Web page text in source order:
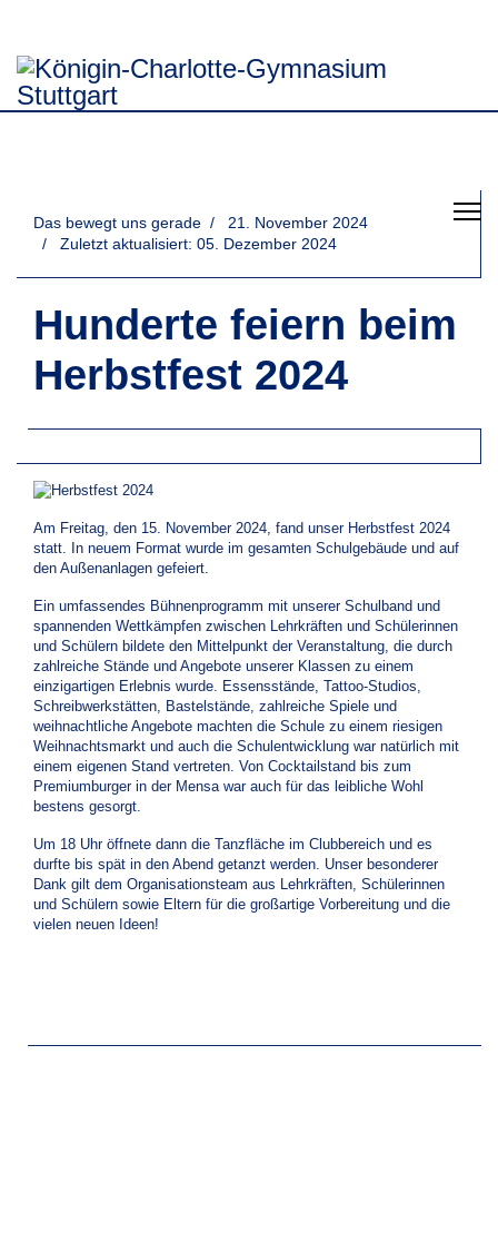
Das bewegt uns gerade
21. November 2024
Zuletzt aktualisiert: 05. Dezember 2024
Hunderte feiern beim
Herbstfest 2024
Am Freitag, den 15. November 2024, fand unser Herbstfest 2024
statt. In neuem Format wurde im gesamten Schulgebäude und auf
den Außenanlagen gefeiert.
Ein umfassendes Bühnenprogramm mit unserer Schulband und
spannenden Wettkämpfen zwischen Lehrkräften und Schülerinnen
und Schülern bildete den Mittelpunkt der Veranstaltung, die durch
zahlreiche Stände und Angebote unserer Klassen zu einem
einzigartigen Erlebnis wurde. Essensstände, Tattoo-Studios,
Schreibwerkstätten, Bastelstände, zahlreiche Spiele und
weihnachtliche Angebote machten die Schule zu einem riesigen
Weihnachtsmarkt und auch die Schulentwicklung war natürlich mit
einem eigenen Stand vertreten. Von Cocktailstand bis zum
Premiumburger in der Mensa war auch für das leibliche Wohl
bestens gesorgt.
Um 18 Uhr öffnete dann die Tanzfläche im Clubbereich und es
durfte bis spät in den Abend getanzt werden. Unser besonderer
Dank gilt dem Organisationsteam aus Lehrkräften, Schülerinnen
und Schülern sowie Eltern für die großartige Vorbereitung und die
vielen neuen Ideen!